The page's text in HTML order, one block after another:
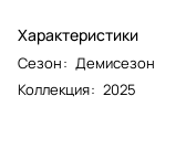
Характеристики
Сезон: Демисезон
Коллекция: 2025